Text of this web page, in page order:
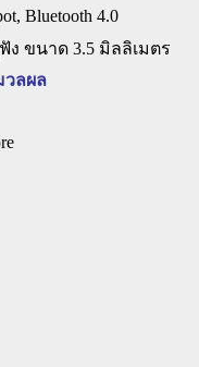
Bluetooth 4.0
ง ขนาด 3.5 มิลลิเมตร
วลผล